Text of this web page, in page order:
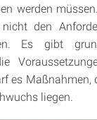
werden
den
Es gibt
es Maßnahmen,
liegen.